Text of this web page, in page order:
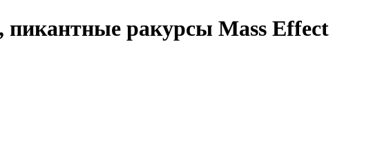
пикантные ракурсы Mass Effect